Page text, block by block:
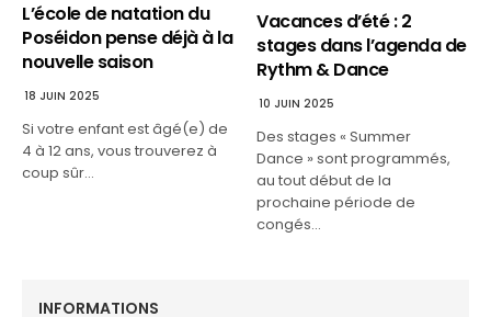
L’école de natation du
Poséidon pense déjà à la
nouvelle saison
18 JUIN 2025
Si votre enfant est âgé(e) de
4 à 12 ans, vous trouverez à
coup sûr…
Vacances d’été : 2
stages dans l’agenda de
Rythm & Dance
10 JUIN 2025
Des stages « Summer
Dance » sont programmés,
au tout début de la
prochaine période de
congés…
INFORMATIONS